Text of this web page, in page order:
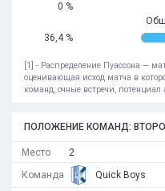
0 %
36,4 %
[1] - Распределение Пуассона —
оценивающая исход матча в
команд, очные встречи,
ПОЛОЖЕНИЕ КОМАНД:
Место
Команда
2
Quick Boys